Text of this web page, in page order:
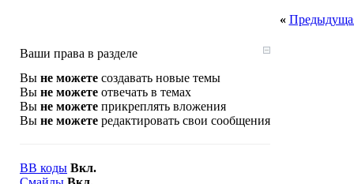
«
Ваши права в разделе
Вы не можете создавать новые темы
Вы не можете отвечать в темах
Вы не можете прикреплять вложения
Вы не можете редактировать свои сообщения
BB коды Вкл.